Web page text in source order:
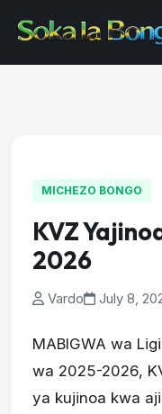
MICHEZO BONGO
KVZ
2026
Vardo July 8,
MABIGWA wa
wa 2025-2026,
ya kujinoa kwa